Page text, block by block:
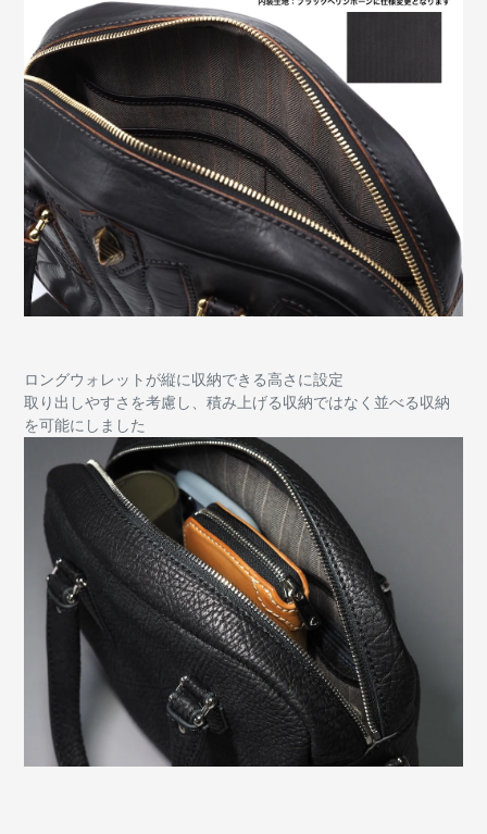
ロングウォレットが縦に収納できる高さに設定
取り出しやすさを考慮し、積み上げる収納ではなく並べる収納
を可能にしました